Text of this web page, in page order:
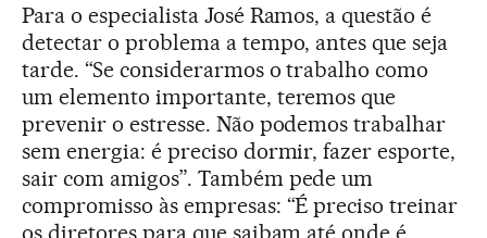
Para o especialista José Ramos, a questão é
detectar o problema a tempo, antes que seja
tarde. “Se considerarmos o trabalho como
um elemento importante, teremos que
prevenir o estresse. Não podemos trabalhar
sem energia: é preciso dormir, fazer esporte,
sair com amigos”. Também pede um
compromisso às empresas: “É preciso treinar
os diretores para que saibam até onde é